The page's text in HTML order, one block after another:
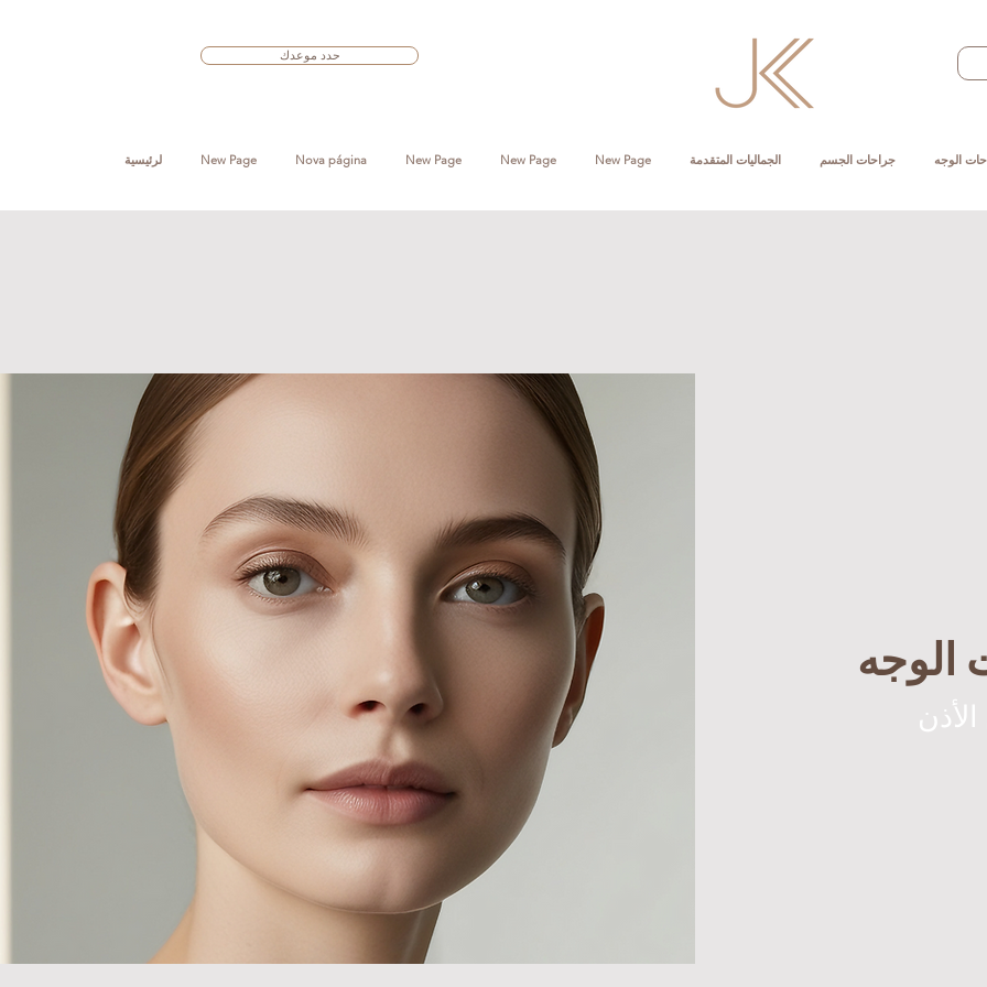
لرئيسية New Page Nova página New Page New Page New Page الجماليات المتقدمة جراحات الجسم الوجه
حدد موعدك
الوجه